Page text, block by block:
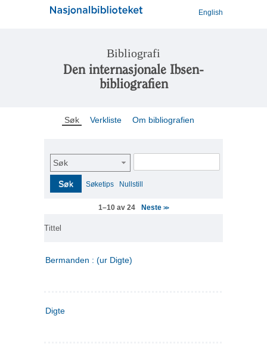
English
Bibliografi
Den internasjonale Ibsen-
bibliografien
Søk Verkliste Om bibliografien
Søk
Søk Søketips Nullstill
1–10 av 24 Neste>>
Tittel
Bermanden : (ur Digte)
Digte